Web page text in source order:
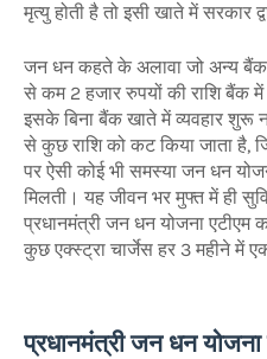
मृत्यु होती है तो इसी खाते में सरकार
जन धन कहते के अलावा जो अन्य
से कम 2 हजार रुपयों की राशि बैंक में
इसके बिना बैंक खाते में व्यवहार शुरू
से कुछ राशि को कट किया जाता है,
पर ऐसी कोई भी समस्या जन धन
मिलती। यह जीवन भर मुफ्त में ही
प्रधानमंत्री जन धन योजना एटीएम
कुछ एक्स्ट्रा चार्जेस हर 3 महीने में
प्रधानमंत्री जन धन